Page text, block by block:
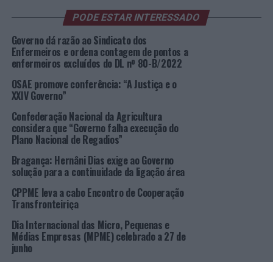
na salvaguarda da fiabilidade dos documentos que
produzem, a CPPME vê com enorme preocupação o que
agora está a ser previsto pelo governo”, acusa.
A CPPME vem, desta forma, “solidarizar-se com os
Contabilistas Certificados e a sua Ordem, envidando
todos os esforços para dissuadir o governo de levar a
profissionais atingidos e na defesa do interesse público e
do desenvolvimento da economia”.
Foto: DR.
TÓPICOS RELACIONADOS: CPPME DESTAQUE
ORDEM DOS CONTABILISTAS CERTIFICADOS
PRÓXIMO
Viana do Castelo: Assembleia Municipal aprova
declaração de interesse público municipal de obras
PODE ESTAR INTERESSADO
Governo dá razão ao Sindicato dos
Enfermeiros e ordena contagem de pontos a
enfermeiros excluídos do DL nº 80-B/2022
OSAE promove conferência: “A Justiça e o
XXIV Governo”
Confederação Nacional da Agricultura
considera que “Governo falha execução do
Plano Nacional de Regadios”
Bragança: Hernâni Dias exige ao Governo
solução para a continuidade da ligação área
CPPME leva a cabo Encontro de Cooperação
Transfronteiriça
Dia Internacional das Micro, Pequenas e
Médias Empresas (MPME) celebrado a 27 de
junho